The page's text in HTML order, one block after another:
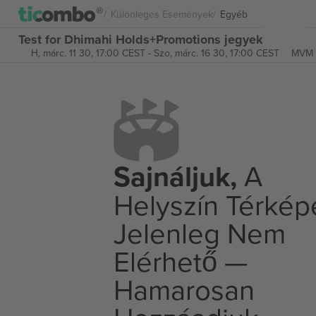
Különleges Események Egyéb
Test for Dhimahi Holds+Promotions jegyek
H, márc. 11 30, 17:00 CEST- Szo, márc. 16 30, 17:00 CEST
Sajnáljuk,A
Helyszín
Jelenleg Nem
Elérhető —
Hamarosan